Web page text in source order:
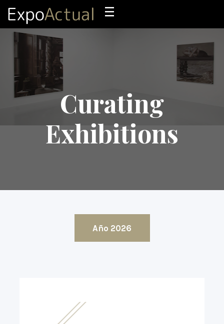
Curating
Exhibitions
Año 2026